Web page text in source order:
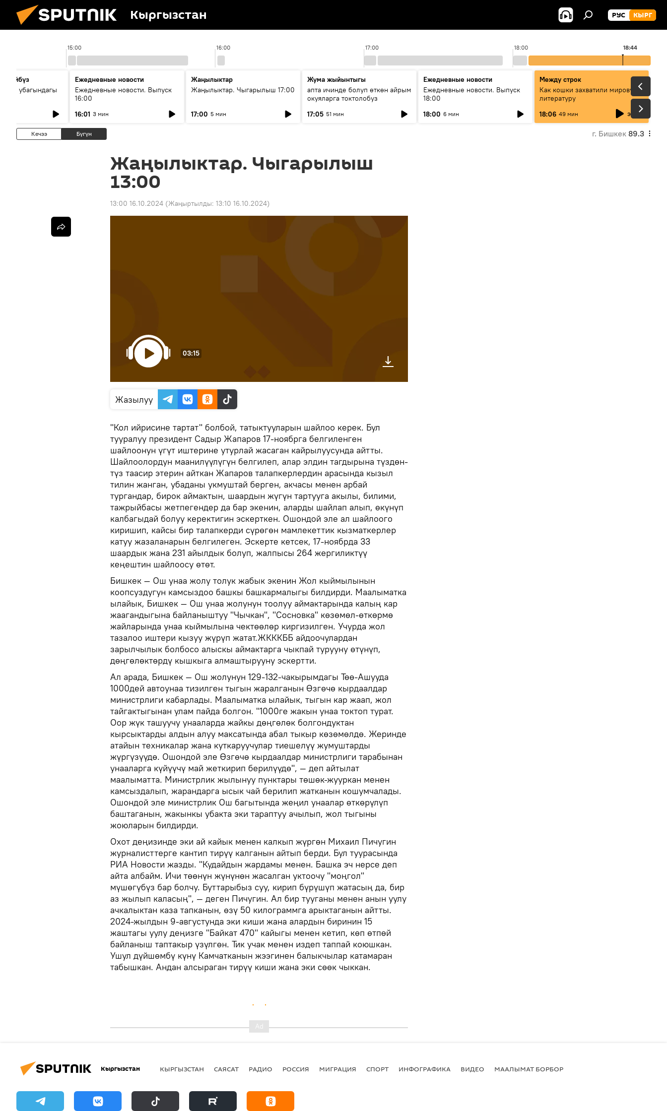
Кыргызстан РУС КЫРГ
15:00 16:00 17:00 18:00 18:44
өз убагындагы
Ежедневные новости
Ежедневные новости. Выпуск
16:00
16:01 3 мин
Жаңылыктар
Жаңылыктар. Чыгарылыш 17:00
17:00 5 мин
Жума жыйынтыгы
апта ичинде болуп өткөн айрым
окуяларга токтолобуз
17:05 51 мин
Ежедневные новости
Ежедневные новости. Выпуск
18:00
18:00 6 мин
Между строк
Как кошки захватили мировую
литературу
18:06 49 мин эфир
Кечээ Бүгүн г. Бишкек 89.3
Жаңылыктар. Чыгарылыш
13:00
13:00 16.10.2024 (Жаңыртылды: 13:10 16.10.2024)
03:15
Жазылуу
"Кол ийрисине тартат" болбой, татыктууларын шайлоо керек. Бул
тууралуу президент Садыр Жапаров 17-ноябрга белгиленген
шайлоонун үгүт иштерине утурлай жасаган кайрылуусунда айтты.
Шайлоолордун маанилүүлүгүн белгилеп, алар элдин тагдырына түздөн-
түз таасир этерин айткан Жапаров талапкерлердин арасында кызыл
тилин жанган, убаданы укмуштай берген, акчасы менен арбай
тургандар, бирок аймактын, шаардын жүгүн тартууга акылы, билими,
тажрыйбасы жетпегендер да бар экенин, аларды шайлап алып, өкүнүп
калбагыдай болуу керектигин эскерткен. Ошондой эле ал шайлоого
киришип, кайсы бир талапкерди сүрөгөн мамлекеттик кызматкерлер
катуу жазаланарын белгилеген. Эскерте кетсек, 17-ноябрда 33
шаардык жана 231 айылдык болуп, жалпысы 264 жергиликтүү
кеңештин шайлоосу өтөт.
Бишкек — Ош унаа жолу толук жабык экенин Жол кыймылынын
коопсуздугун камсыздоо башкы башкармалыгы билдирди. Маалыматка
ылайык, Бишкек — Ош унаа жолунун тоолуу аймактарында калың кар
жаагандыгына байланыштуу "Чычкан", "Сосновка" көзөмөл-өткөрмө
жайларында унаа кыймылына чектөөлөр киргизилген. Учурда жол
тазалоо иштери кызуу жүрүп жатат.ЖКККББ айдоочулардан
зарылчылык болбосо алыскы аймактарга чыкпай турууну өтүнүп,
дөңгөлөктөрдү кышкыга алмаштырууну эскертти.
Ал арада, Бишкек — Ош жолунун 129-132-чакырымдагы Төө-Ашууда
1000дей автоунаа тизилген тыгын жаралганын Өзгөчө кырдаалдар
министрлиги кабарлады. Маалыматка ылайык, тыгын кар жаап, жол
тайгактыгынан улам пайда болгон. "1000ге жакын унаа токтоп турат.
Оор жүк ташуучу унааларда жайкы дөңгөлөк болгондуктан
кырсыктарды алдын алуу максатында абал тыкыр көзөмөлдө. Жеринде
атайын техникалар жана куткаруучулар тиешелүү жумуштарды
жүргүзүүдө. Ошондой эле Өзгөчө кырдаалдар министрлиги тарабынан
унааларга күйүүчү май жеткирип берилүүдө", — деп айтылат
маалыматта. Министрлик жылынуу пунктары төшөк-жууркан менен
камсыздалып, жарандарга ысык чай берилип жатканын кошумчалады.
Ошондой эле министрлик Ош багытында жеңил унаалар өткөрүлүп
баштаганын, жакынкы убакта эки тараптуу ачылып, жол тыгыны
жоюларын билдирди.
Охот деңизинде эки ай кайык менен калкып жүргөн Михаил Пичугин
журналисттерге кантип тирүү калганын айтып берди. Бул туурасында
РИА Новости жазды. "Кудайдын жардамы менен. Башка эч нерсе деп
айта албайм. Ичи төөнүн жүнүнөн жасалган уктоочу "моңгол"
мүшөгүбүз бар болчу. Буттарыбыз суу, кирип бүрүшүп жатасың да, бир
аз жылып каласың", — деген Пичугин. Ал бир тууганы менен анын уулу
ачкалыктан каза тапканын, өзү 50 килограммга арыктаганын айтты.
2024-жылдын 9-августунда эки киши жана алардын биринин 15
жаштагы уулу деңизге "Байкат 470" кайыгы менен кетип, көп өтпөй
байланыш таптакыр үзүлгөн. Тик учак менен издеп таппай коюшкан.
Ушул дүйшөмбү күнү Камчатканын жээгинен балыкчылар катамаран
табышкан. Андан алсыраган тирүү киши жана эки сөөк чыккан.
Кыргызстан КЫРГЫЗСТАН САЯСАТ РАДИО РОССИЯ МИГРАЦИЯ СПОРТ ИНФОГРАФИКА ВИДЕО МААЛЫМАТ БОРБОР